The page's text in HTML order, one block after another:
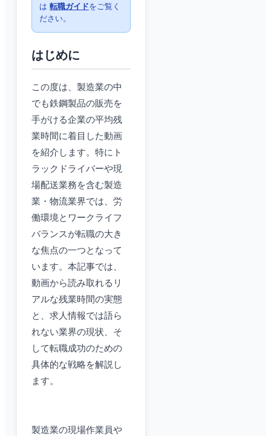
は 転職ガイドをご覧く
ださい。
はじめに
この度は、製造業の中
でも鉄鋼製品の販売を
手がける企業の平均残
業時間に着目した動画
を紹介します。特にト
ラックドライバーや現
場配送業務を含む製造
業・物流業界では、労
働環境とワークライフ
バランスが転職の大き
な焦点の一つとなって
います。本記事では、
動画から読み取れるリ
アルな残業時間の実態
と、求人情報では語ら
れない業界の現状、そ
して転職成功のための
具体的な戦略を解説し
ます。
製造業の現場作業員や